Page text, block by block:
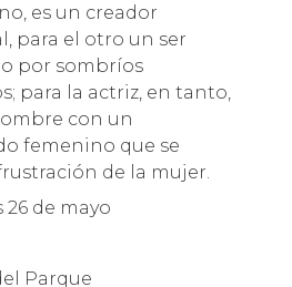
es un creador
para el otro un ser
por sombríos
para la actriz, en tanto,
con un
femenino que se
de la mujer.
26 de mayo
Parque